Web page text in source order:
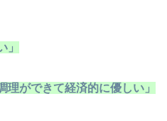
」
理ができて経済的に優しい」